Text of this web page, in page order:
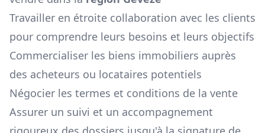
Travailler en étroite collaboration avec les clients
pour comprendre leurs besoins et leurs objectifs
Commercialiser les biens immobiliers auprès
des acheteurs ou locataires potentiels
Négocier les termes et conditions de la vente
Assurer un suivi et un accompagnement